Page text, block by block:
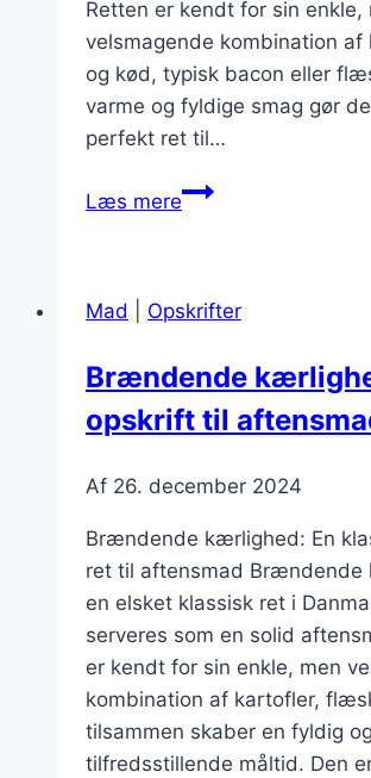
Retten er kendt for sin enkle,
velsmagende kombination af
og kød, typisk bacon eller
varme og fyldige smag gør
perfekt ret til…
Læs mereBrændende
og
til
hele
Mad Opskrifter
Brændende
opskrift til
Af 26. december 2024
Brændende kærlighed: En
ret til aftensmad
en elsket klassisk ret i
serveres som en solid
er kendt for sin enkle, men
kombination af kartofler,
tilsammen skaber en fyldig og
tilfredsstillende måltid. Den